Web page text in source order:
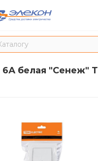
6А белая "Сенеж"